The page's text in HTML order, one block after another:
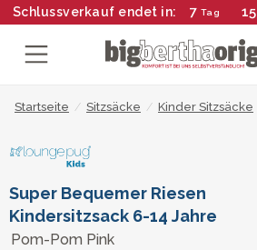
Schlussverkauf endet in: 7 Tag 15
Startseite / Sitzsäcke / Kinder Sitzsäcke
Super Bequemer Riesen
Kindersitzsack 6-14 Jahre
Pom-Pom Pink